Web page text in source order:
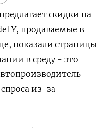
скидки на
Y, продаваемые в
показали страницы
в среду - это
из-за